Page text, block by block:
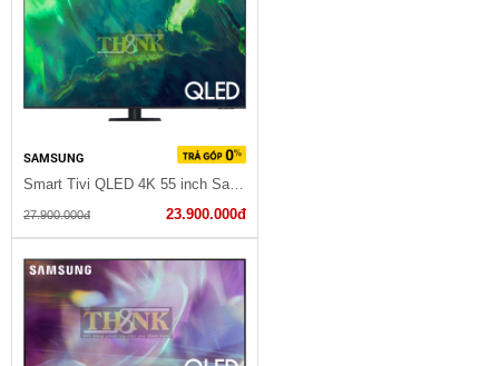
SAMSUNG
Smart Tivi QLED 4K 55 inch Samsung QA55Q70A
27.900.000đ 23.900.000đ